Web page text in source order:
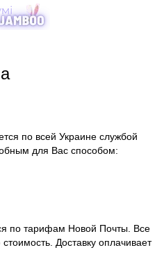
по всей Украине службой
для Вас способом:
по тарифам Новой Почты. Все
Доставку оплачивает